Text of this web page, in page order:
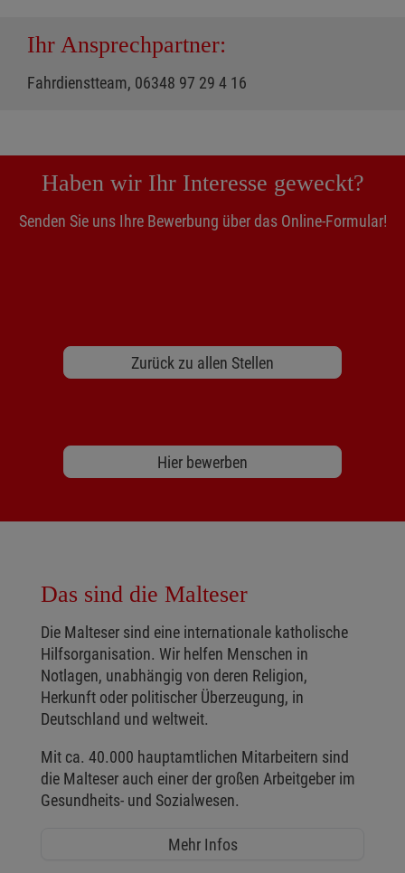
Ihr Ansprechpartner:
Fahrdienstteam, 06348 97 29 4 16
Haben wir Ihr Interesse geweckt?
Senden Sie uns Ihre Bewerbung über das Online-Formular!
Zurück zu allen Stellen
Hier bewerben
Das sind die Malteser
Die Malteser sind eine internationale katholische
Hilfsorganisation. Wir helfen Menschen in
Notlagen, unabhängig von deren Religion,
Herkunft oder politischer Überzeugung, in
Deutschland und weltweit.
Mit ca. 40.000 hauptamtlichen Mitarbeitern sind
die Malteser auch einer der großen Arbeitgeber im
Gesundheits- und Sozialwesen.
Mehr Infos